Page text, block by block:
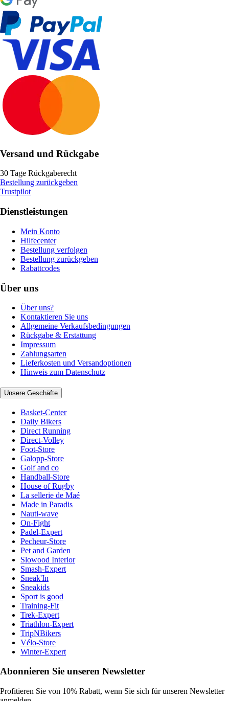
Versand und Rückgabe
30 Tage Rückgaberecht
Bestellung zurückgeben
Trustpilot
Dienstleistungen
Mein Konto
Hilfecenter
Bestellung verfolgen
Bestellung zurückgeben
Rabattcodes
Über uns
Über uns?
Kontaktieren Sie uns
Allgemeine Verkaufsbedingungen
Rückgabe & Erstattung
Impressum
Zahlungsarten
Lieferkosten und Versandoptionen
Hinweis zum Datenschutz
Unsere Geschäfte
Basket-Center
Daily Bikers
Direct Running
Direct-Volley
Foot-Store
Galopp-Store
Golf and co
Handball-Store
House of Rugby
La sellerie de Maé
Made in Paradis
Nauti-wave
On-Fight
Padel-Expert
Pecheur-Store
Pet and Garden
Slowood Interior
Smash-Expert
Sneak'In
Sneakids
Sport is good
Training-Fit
Trek-Expert
Triathlon-Expert
TripNBikers
Vélo-Store
Winter-Expert
Abonnieren Sie unseren Newsletter
Profitieren Sie von 10% Rabatt, wenn Sie sich für unseren Newsletter